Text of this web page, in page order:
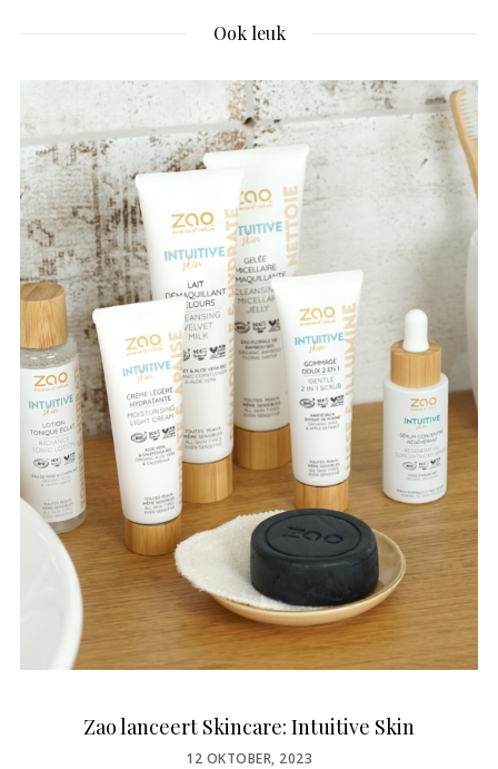
Ook leuk
Zao lanceert Skincare: Intuitive Skin
POSTED
12 OKTOBER, 2023